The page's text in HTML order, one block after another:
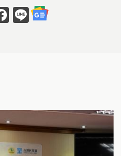
F
a
o
k
Li
n